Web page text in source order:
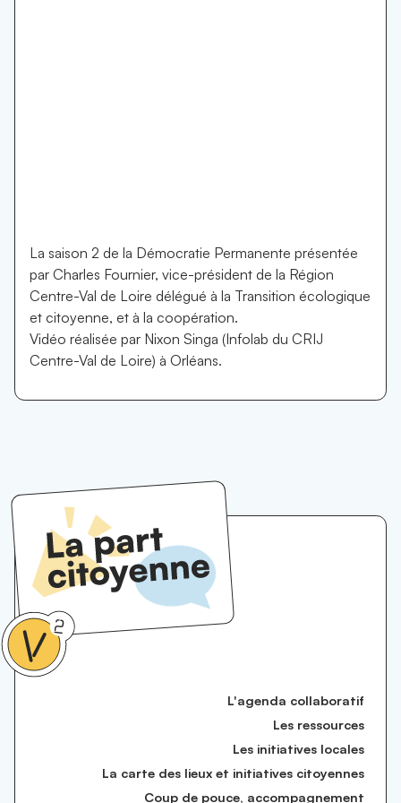
La saison 2 de la Démocratie Permanente présentée
par Charles Fournier, vice-président de la Région
Centre-Val de Loire délégué à la Transition écologique
et citoyenne, et à la coopération.
Vidéo réalisée par Nixon Singa (Infolab du CRIJ
Centre-Val de Loire) à Orléans.
L'agenda collaboratif
Les ressources
Les initiatives locales
La carte des lieux et initiatives citoyennes
Coup de pouce, accompagnement